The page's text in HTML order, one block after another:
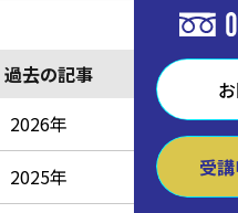
過去の記事
2026年
2025年
受